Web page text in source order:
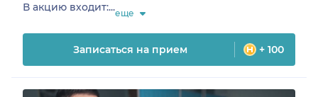
В акцию входит:...еще
Записаться на прием + 100